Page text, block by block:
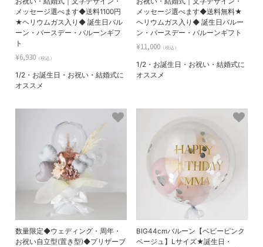
メッセージ選べます◆送料1100円
★ヘリウムガス入り◆ 誕生日バル
ーン・バースデー・バルーンギフ
ト
¥6,930 （税込）
1/2・お誕生日・お祝い・結婚式に
オススメ
メッセージ選べます◆送料無料★
ヘリウムガス入り◆ 誕生日バルー
ン・バースデー・バルーンギフト
¥11,000 （税込）
1/2・お誕生日・お祝い・結婚式に
オススメ
数量限定◆ウェディング・周年・
お祝い自立型(置き型)◆プリザーブ
BIG44cmバルーン【ベビーピンク
ベージュ】Lサイズ★誕生日・